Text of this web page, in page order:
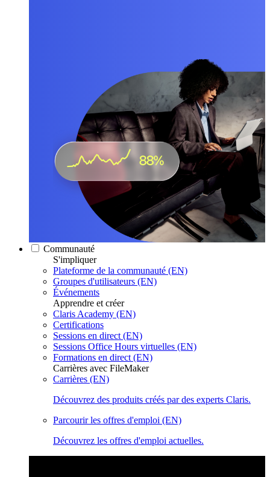
Communauté
S'impliquer
Plateforme de la communauté (EN)
Groupes d'utilisateurs (EN)
Événements
Apprendre et créer
Claris Academy (EN)
Certifications
Sessions en direct (EN)
Sessions Office Hours virtuelles (EN)
Formations en direct (EN)
Carrières avec FileMaker
Carrières (EN)
Découvrez des produits créés par des experts Claris.
Parcourir les offres d'emploi (EN)
Découvrez les offres d'emploi actuelles.